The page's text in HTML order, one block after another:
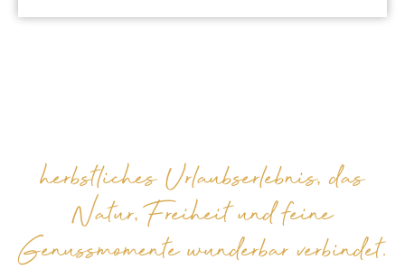
herbstliches Urlaubserlebnis, das
Natur, Freiheit und feine
Genussmomente wunderbar verbindet.